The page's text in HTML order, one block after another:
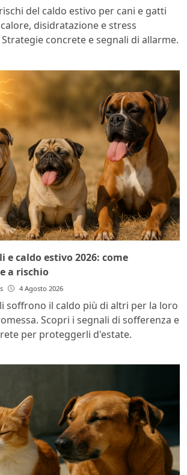
del caldo estivo per cani e gatti
disidratazione e stress
concrete e segnali di allarme.
e caldo estivo 2026: come
a rischio
4 Agosto 2026
soffrono il caldo più di altri per la loro
Scopri i segnali di sofferenza e
per proteggerli d'estate.